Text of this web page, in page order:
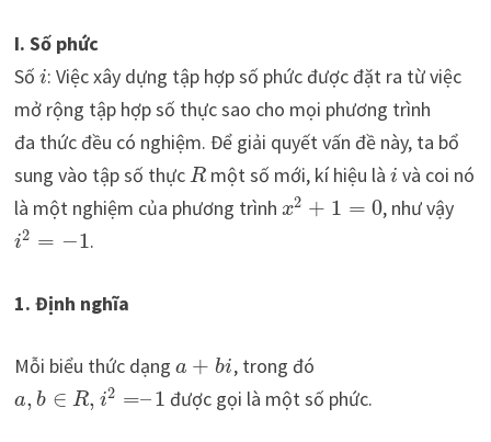
I. Số phức
Số i: Việc xây dựng tập hợp số phức được đặt ra từ việc
mở rộng tập hợp số thực sao cho mọi phương trình
đa thức đều có nghiệm. Để giải quyết vấn đề này, ta bổ
sung vào tập số thực R một số mới, kí hiệu lài và coi nó
là một nghiệm của phương trình x2 + 1 = 0, như vậy
i2 = −1.
1. Định nghĩa
Mỗi biểu thức dạng a + bi, trong đó
a, b ∈ R, i2 =–1 được gọi là một số phức.